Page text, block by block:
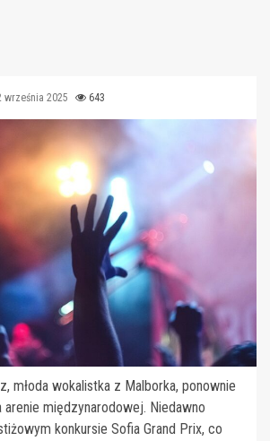
września 2025 643
młoda wokalistka z Malborka, ponownie
arenie międzynarodowej. Niedawno
konkursie Sofia Grand Prix, co